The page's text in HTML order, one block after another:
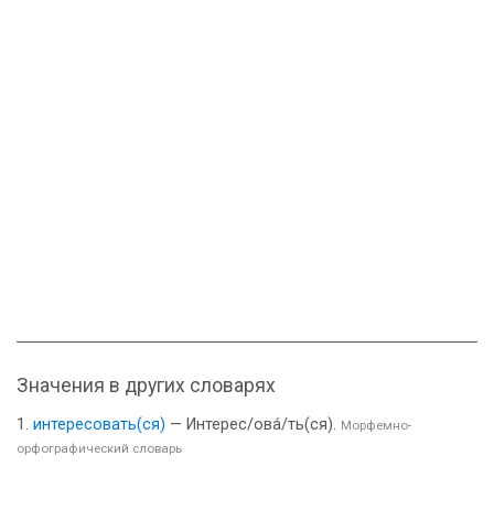
Значения в других словарях
интересовать(ся) — Интерес/ова́/ть(ся). Морфемно-
орфографический словарь